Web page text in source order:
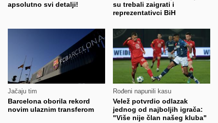
apsolutno svi detalji!
su trebali zaigrati i
reprezentativci BiH
Jačaju tim
Barcelona oborila rekord
novim ulaznim transferom
Rođeni napunili kasu
Velež potvrdio odlazak
jednog od najboljih igrača:
"Više nije član našeg kluba"